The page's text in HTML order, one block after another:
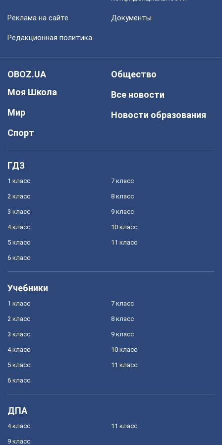
Реклама на сайте Документы
Редакционная политика
OBOZ.UA
Моя Школа
Мир
Спорт
Общество
Все новости
Новости образования
ГДЗ
1 класс
2 класс
3 класс
4 класс
5 класс
6 класс
7 класс
8 класс
9 класс
10 класс
11 класс
Учебники
1 класс
2 класс
3 класс
4 класс
5 класс
6 класс
7 класс
8 класс
9 класс
10 класс
11 класс
ДПА
4 класс
9 класс
11 класс